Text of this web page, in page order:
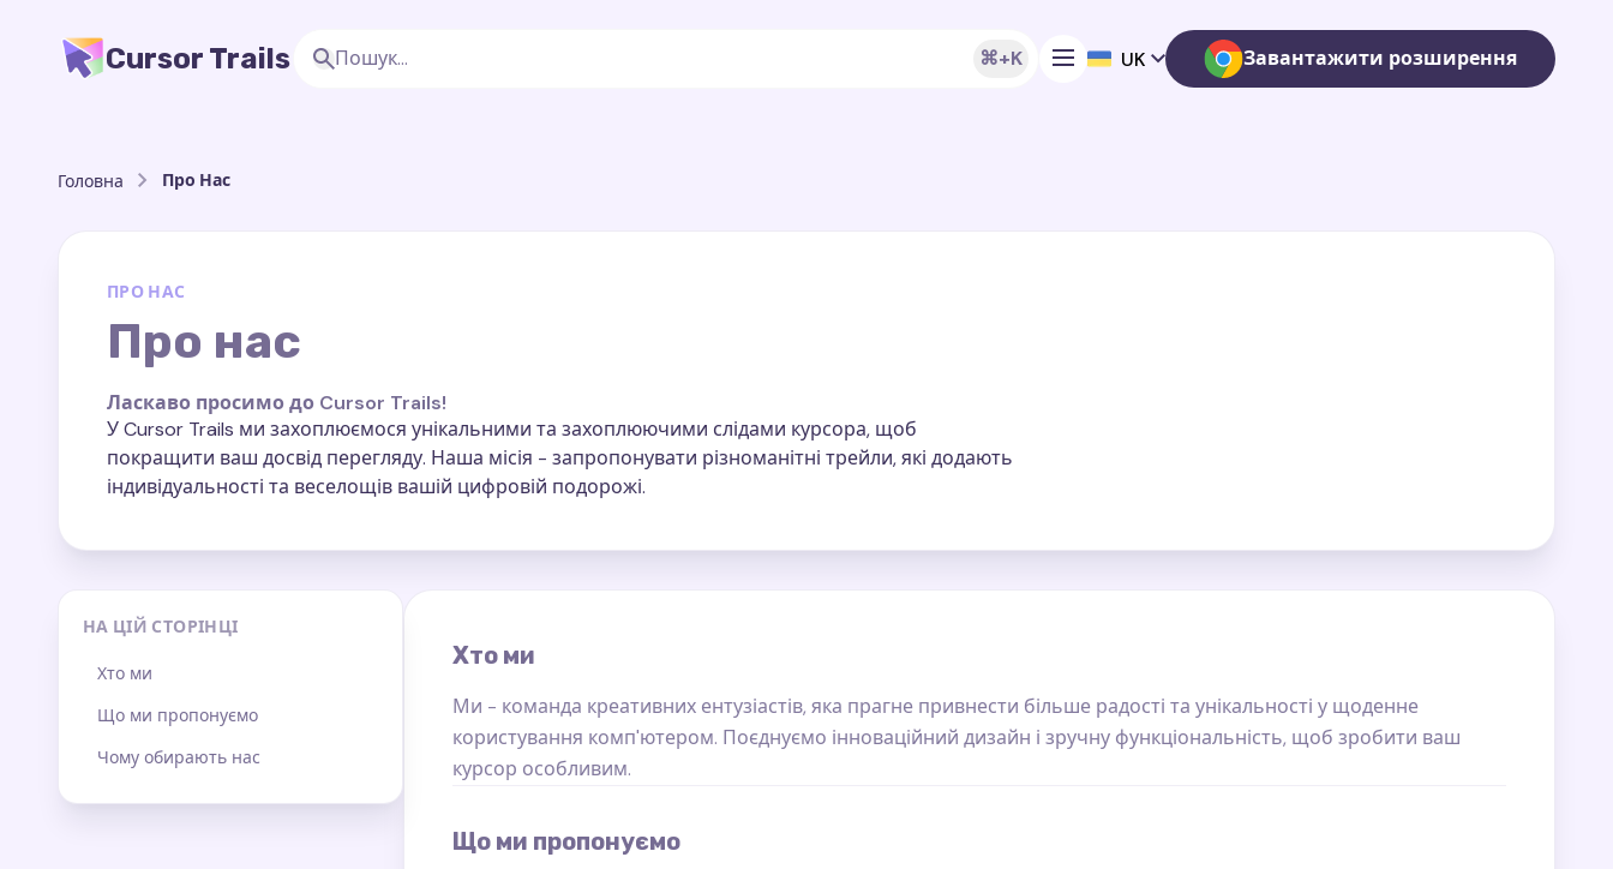
Cursor Trails ⌘+K UK Завантажити розширення
Головна Про Нас
ПРО НАС
Про нас
Ласкаво просимо до Cursor Trails!
У Cursor Trails ми захоплюємося унікальними та захоплюючими слідами курсора, щоб
покращити ваш досвід перегляду. Наша місія - запропонувати різноманітні трейли, які додають
індивідуальності та веселощів вашій цифровій подорожі.
НА ЦІЙ СТОРІНЦІ
Хто ми
Що ми пропонуємо
Чому обирають нас
Хто ми
Ми - команда креативних ентузіастів, яка прагне привнести більше радості та унікальності у щоденне
користування комп'ютером. Поєднуємо інноваційний дизайн і зручну функціональність, щоб зробити ваш
курсор особливим.
Що ми пропонуємо